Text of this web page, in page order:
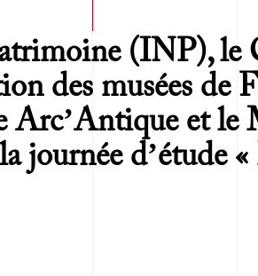
(INP), le
des musées de
Arc’Antique et le
journée d’étude